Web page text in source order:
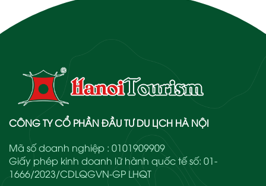
CÔNG TY CỔ PHẦN ĐẦU TƯ DU LỊCH HÀ NỘI
Mã số doanh nghiệp : 0101909909
Giấy phép kinh doanh lữ hành quốc tế số: 01-
1666/2023/CDLQGVN-GP LHQT